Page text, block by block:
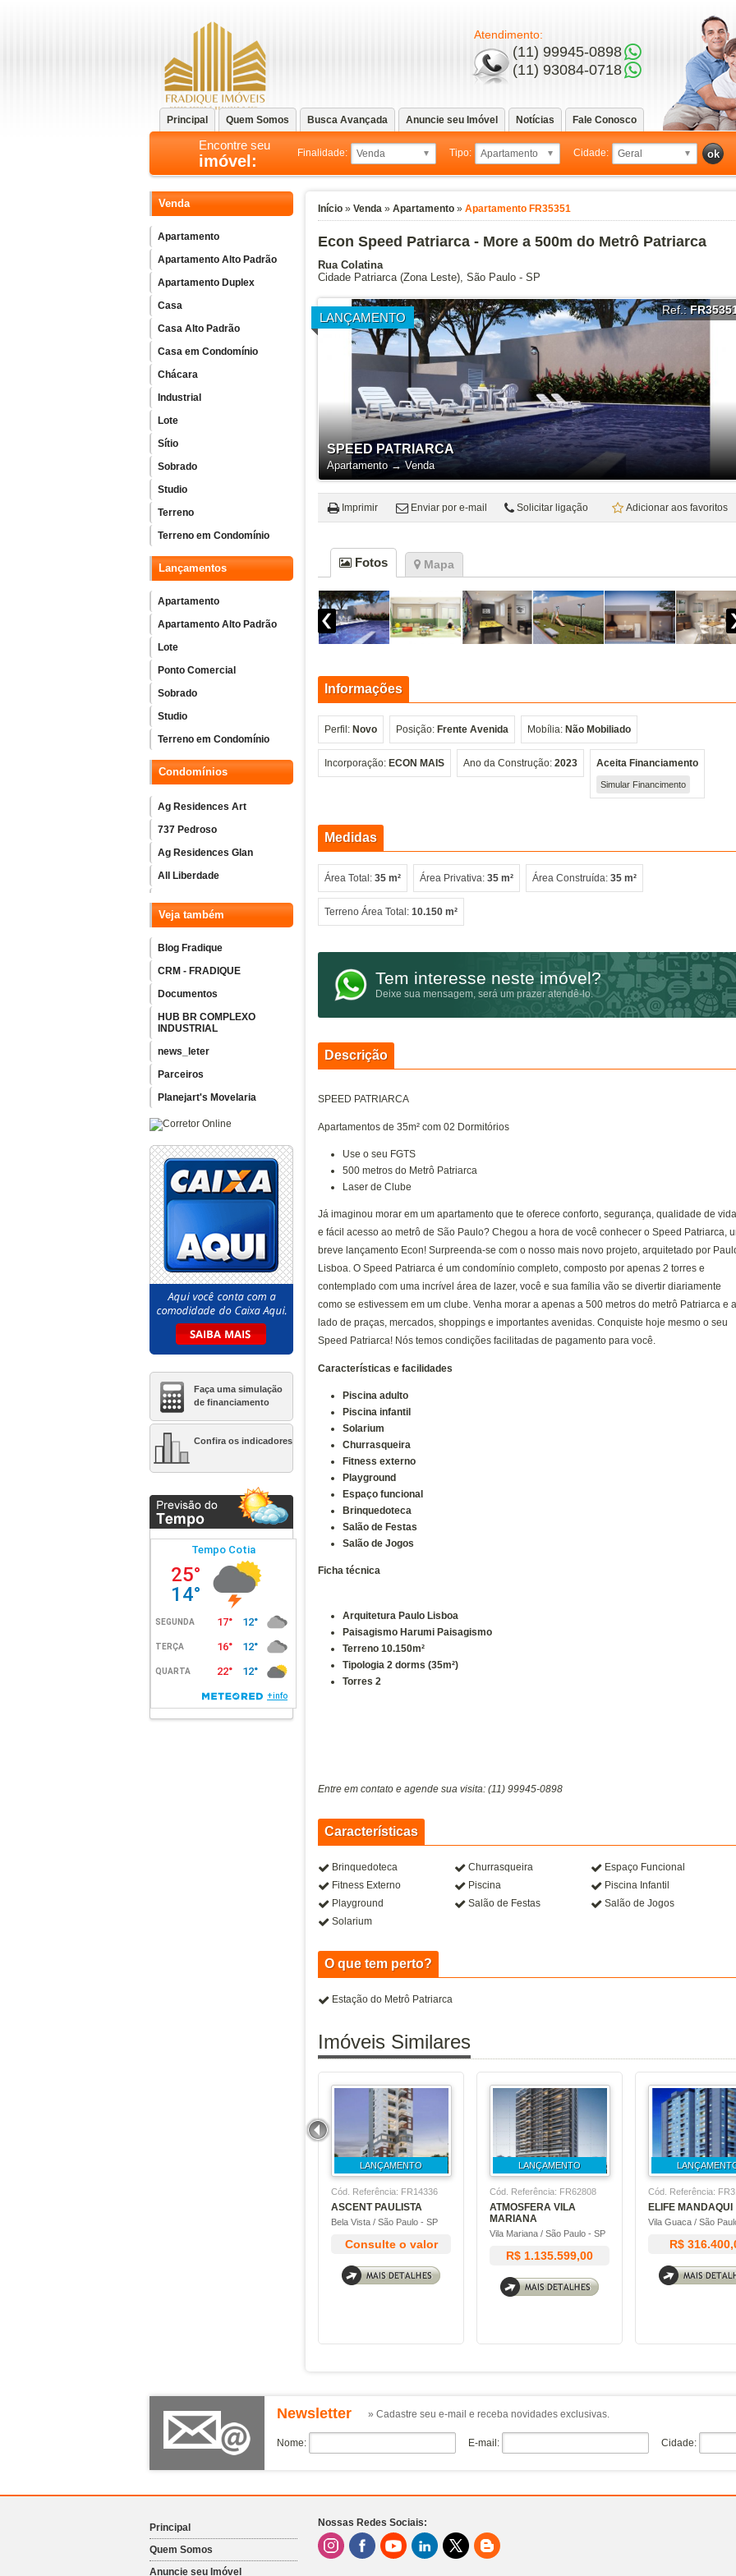
Atendimento:
(11) 99945-0898
(11) 93084-0718
Principal Quem Somos Busca Avançada Anuncie seu Imóvel Notícias Fale Conosco
Encontre seu
imóvel: Finalidade: Tipo: Cidade:
Início » Venda » Apartamento » Apartamento FR35351
Econ Speed Patriarca - More a 500m do Metrô Patriarca
Rua Colatina
Cidade Patriarca(Zona Leste), São Paulo - SP
LANÇAMENTO
SPEED PATRIARCA
Apartamento →Venda
Ref.:
Imprimir Enviar por e-mail Solicitar ligação Adicionar aos favoritos
Fotos Mapa
Informações
Perfil: Novo Posição: Frente Avenida Mobília: Não Mobiliado
Incorporação: ECON MAIS Ano da Construção: 2023 Aceita Financiamento
Simular Financimento
Medidas
Área Total: 35 m² Área Privativa: 35 m² Área Construída: 35 m²
Terreno Área Total: 10.150 m²
Tem interesse neste imóvel?
Deixe sua mensagem, será um prazer atendê-lo.
Descrição
SPEED PATRIARCA
Apartamentos de 35m² com 02 Dormitórios
Use o seu FGTS
500 metros do Metrô Patriarca
Laser de Clube
Já imaginou morar em um apartamento que te oferece conforto, segurança, qualidade de vida
e fácil acesso ao metrô de São Paulo? Chegou a hora de você conhecer o Speed Patriarca,
breve lançamento Econ! Surpreenda-se com o nosso mais novo projeto, arquitetado por
Lisboa. O Speed Patriarca é um condomínio completo, composto por apenas 2 torres e
contemplado com uma incrível área de lazer, você e sua família vão se divertir diariamente
como se estivessem em um clube. Venha morar a apenas a 500 metros do metrô Patriarca e
lado de praças, mercados, shoppings e importantes avenidas. Conquiste hoje mesmo o seu
Speed Patriarca! Nós temos condições facilitadas de pagamento para você.
Características e facilidades
Piscina adulto
Piscina infantil
Solarium
Churrasqueira
Fitness externo
Playground
Espaço funcional
Brinquedoteca
Salão de Festas
Salão de Jogos
Ficha técnica
Arquitetura Paulo Lisboa
Paisagismo Harumi Paisagismo
Terreno 10.150m²
Tipologia 2 dorms (35m²)
Torres 2
Entre em contato e agende sua visita: (11) 99945-0898
Características
Brinquedoteca Churrasqueira
Espaço Funcional
Fitness Externo
Piscina
Piscina Infantil
Playground
Salão de Festas
Salão de Jogos
Solarium
O que tem perto?
Estação do Metrô Patriarca
Imóveis Similares
LANÇAMENTO
Cód. Referência: FR14336
ASCENT PAULISTA
Bela Vista / São Paulo - SP
Consulte o valor
LANÇAMENTO
Cód. Referência: FR62808
ATMOSFERA VILA
MARIANA
Vila Mariana / São Paulo - SP
R$ 1.135.599,00
Cód. Referência:
ELIFE MANDAQUI
Vila Guaca / São
R$
Venda
Apartamento
Apartamento Alto Padrão
Apartamento Duplex
Casa
Casa Alto Padrão
Casa em Condomínio
Chácara
Industrial
Lote
Sítio
Sobrado
Studio
Terreno
Terreno em Condomínio
Lançamentos
Apartamento
Apartamento Alto Padrão
Lote
Ponto Comercial
Sobrado
Studio
Terreno em Condomínio
Condomínios
Ag Residences Art
737 Pedroso
Ag Residences Glan
All Liberdade
Arch Home Vila Mariana
Ascent Paulista
Atmosfera Vila Mariana
B.long - Ibirapuera
Bem Moema
Boulevard Dialogo Butanta
Caminhos da Lapa Elo
Caminhos da Lapa Home
Catania Hills
Clube Life Granja Vianna
Condominio Clube Monet
Granja Vianna
Condominio Esfera
Condomínio Jerivás
Condominio Saint Benjamin
Conquista Granja Viana
Cyrela Iconyc The
Residences
Di Napoli
Elife Mandaqui
Elo Duo Caminhos da Lapa
Exclusive Tatuapé
Florada Raizes
Fort Aricanduva
Gran Diálogo - Granhome
Club
Gran Home Club Vila Matilde
Grand Metropolitan Butanta
Gravuras Perdizes
Haus Mitre Campo Belo
Nau Klabin
Nau Vila Mariana
Nine 3134
Ozz Quitauna
Park Side Jardins
Veja também
Blog Fradique
CRM - FRADIQUE
Documentos
HUB BR COMPLEXO
INDUSTRIAL
news_leter
Parceiros
Planejart's Movelaria
Faça uma simulação
de financiamento
Confira os indicadores
Newsletter » Cadastre seu e-mail e receba novidades exclusivas.
Nome: E-mail: Cidade:
Principal
Quem Somos
Anuncie seu Imóvel
Nossas Redes Sociais: